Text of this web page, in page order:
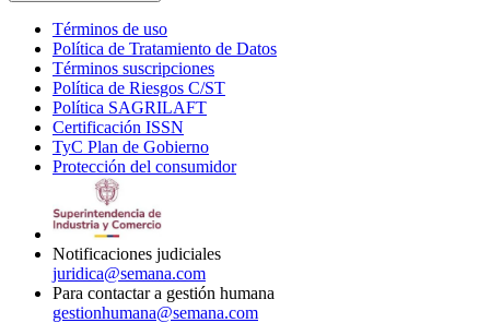
Términos de uso
in
new
window
Política de Tratamiento de Datos
Términos suscripciones
in
Política de Riesgos C/ST
Política SAGRILAFT
new
window
Certificación ISSN
in
new
TyC Plan de Gobierno
in
Protección del consumidorOpens
Notificaciones judiciales
juridica@semana.com
Para contactar a gestión humana
gestionhumana@semana.com